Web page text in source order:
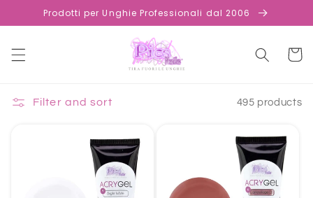
Skip toProdotti per Unghie Professionali dal 2006
Cart
Filter and sort 495 products